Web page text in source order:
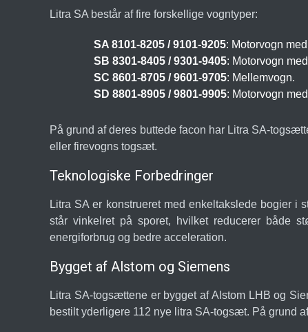
Litra SA består af fire forskellige vogntyper:
SA 8101-8205 / 9101-9205: Motorvogn
SB 8301-8405 / 9301-9405: Motorvogn
SC 8601-8705 / 9601-9705: Mellemvogn.
SD 8801-8905 / 9801-9905: Motorvogn
På grund af deres buttede facon har Litra SA-
eller firevogns togsæt.
Teknologiske Forbedringer
Litra SA er konstrueret med enkeltakslede bogier i
står vinkelret på sporet, hvilket reducerer både
energiforbrug og bedre acceleration.
Bygget af Alstom og Siemens
Litra SA-togsættene er bygget af Alstom LHB og
bestilt yderligere 112 nye litra SA-togsæt. På grund